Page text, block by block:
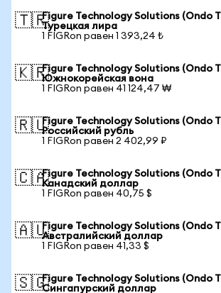
🇹🇷Figure Technology Solutions (Ondo
Турецкая лира
1 FIGRon равен 1 393,24 ₺
🇰🇷Figure Technology Solutions (Ondo
Южнокорейская вона
1 FIGRon равен 41 124,47 ₩
🇷🇺Figure Technology Solutions (Ondo
Российский рубль
1 FIGRon равен 2 402,99 ₽
🇨🇦Figure Technology Solutions (Ondo
Канадский доллар
1 FIGRon равен 40,75 $
🇦🇺Figure Technology Solutions (Ondo
Австралийский доллар
1 FIGRon равен 41,33 $
🇸🇬Figure Technology Solutions (Ondo
Сингапурский доллар